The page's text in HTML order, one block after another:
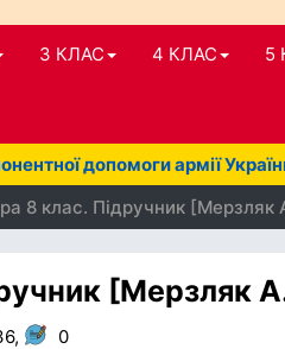
3 КЛАС 4 КЛАС 5
допомоги армії
8 клас. Підручник [Мерзляк
[Мерзляк
0